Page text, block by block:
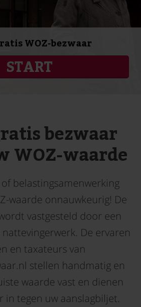
WOZ-bezwaar
START
bezwaar
WOZ-waarde
belastingsamenwerking
waarde onnauwkeurig! De
vastgesteld door een
De ervaren
en taxateurs van
stellen handmatig en
waarde vast en dienen
in tegen uw aanslagbiljet.